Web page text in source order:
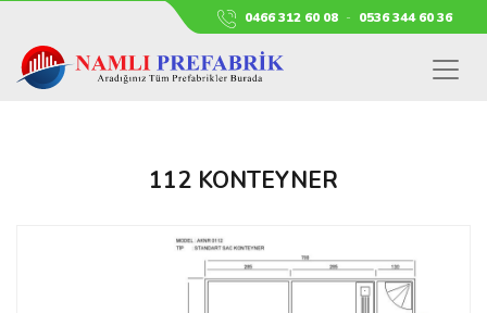
0466 312 60 08 - 0536 344 60 36
112 KONTEYNER